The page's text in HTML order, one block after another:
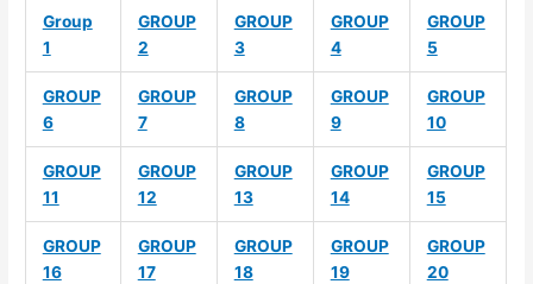
Group
1
GROUP
2
GROUP
3
GROUP
4
GROUP
5
GROUP
6
GROUP
7
GROUP
8
GROUP
9
GROUP
10
GROUP
11
GROUP
12
GROUP
13
GROUP
14
GROUP
15
GROUP
16
GROUP
17
GROUP
18
GROUP
19
GROUP
20